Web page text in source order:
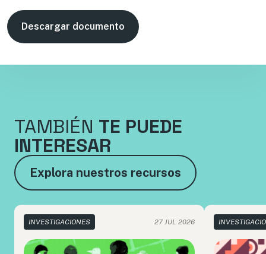
Descargar documento
TAMBIÉN TE PUEDE
INTERESAR
Explora nuestros recursos
INVESTIGACIONES 27 JUL 2026